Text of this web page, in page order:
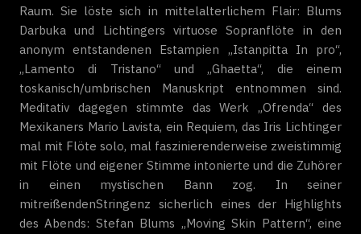
Raum. Sie löste sich in mittelalterlichem Flair: Blums
Darbuka und Lichtingers virtuose Sopranflöte in den
anonym entstandenen Estampien „Istanpitta In pro“,
„Lamento di Tristano“ und „Ghaetta“, die einem
toskanisch/umbrischen Manuskript entnommen sind.
Meditativ dagegen stimmte das Werk „Ofrenda“ des
Mexikaners Mario Lavista, ein Requiem, das Iris Lichtinger
mal mit Flöte solo, mal faszinierenderweise zweistimmig
mit Flöte und eigener Stimme intonierte und die Zuhörer
in einen mystischen Bann zog. In seiner
mitreißendenStringenz sicherlich eines der Highlights
des Abends: Stefan Blums „Moving Skin Pattern“, eine